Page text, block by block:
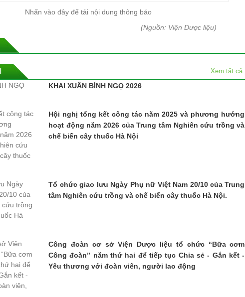
Nhấn vào đây để tải nội dung thông báo
(Nguồn: Viện Dược liệu)
Xem tất cả
KHAI XUÂN BÍNH NGỌ 2026
Hội nghị tổng kết công tác năm 2025 và phương hướng
hoạt động năm 2026 của Trung tâm Nghiên cứu trồng và
chế biến cây thuốc Hà Nội
Tổ chức giao lưu Ngày Phụ nữ Việt Nam 20/10 của Trung
tâm Nghiên cứu trồng và chế biến cây thuốc Hà Nội.
Công đoàn cơ sở Viện Dược liệu tổ chức “Bữa cơm
Công đoàn” năm thứ hai để tiếp tục Chia sẻ - Gắn kết -
Yêu thương với đoàn viên, người lao động